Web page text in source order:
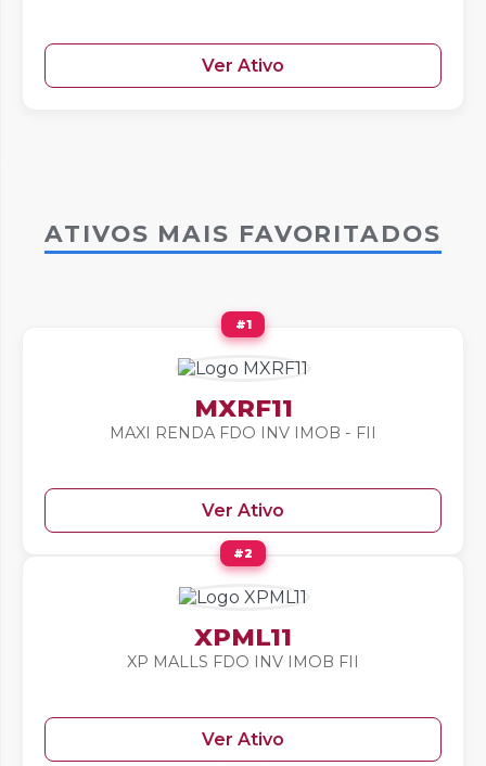
Ver Ativo
ATIVOS MAIS FAVORITADOS
#1
MXRF11
MAXI RENDA FDO INV IMOB - FII
Ver Ativo
#2
XPML11
XP MALLS FDO INV IMOB FII
Ver Ativo